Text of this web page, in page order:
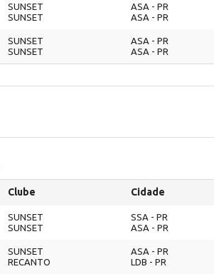
SUNSET
SUNSET
ASA - PR
ASA - PR
SUNSET
SUNSET
ASA - PR
ASA - PR
Clube Cidade
SUNSET
SUNSET
SSA - PR
ASA - PR
SUNSET
RECANTO
ASA - PR
LDB - PR